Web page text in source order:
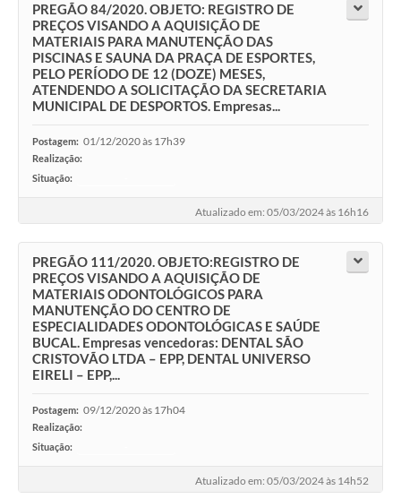
PREGÃO 84/2020. OBJETO: REGISTRO DE
PREÇOS VISANDO A AQUISIÇÃO DE
MATERIAIS PARA MANUTENÇÃO DAS
PISCINAS E SAUNA DA PRAÇA DE ESPORTES,
PELO PERÍODO DE 12 (DOZE) MESES,
ATENDENDO A SOLICITAÇÃO DA SECRETARIA
MUNICIPAL DE DESPORTOS. Empresas...
Postagem: 01/12/2020 às 17h39
Realização:
Situação:
Atualizado em: 05/03/2024 às 16h16
PREGÃO 111/2020. OBJETO:REGISTRO DE
PREÇOS VISANDO A AQUISIÇÃO DE
MATERIAIS ODONTOLÓGICOS PARA
MANUTENÇÃO DO CENTRO DE
ESPECIALIDADES ODONTOLÓGICAS E SAÚDE
BUCAL. Empresas vencedoras: DENTAL SÃO
CRISTOVÃO LTDA – EPP, DENTAL UNIVERSO
EIRELI – EPP,...
Postagem: 09/12/2020 às 17h04
Realização:
Situação:
Atualizado em: 05/03/2024 às 14h52